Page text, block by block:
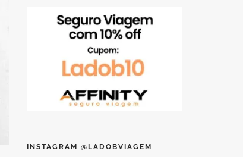
INSTAGRAM @LADOBVIAGEM